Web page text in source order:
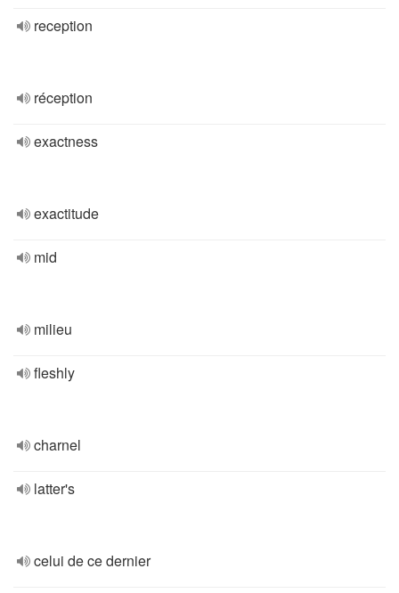
reception
réception
exactness
exactitude
mid
milieu
fleshly
charnel
latter's
celui de ce dernier